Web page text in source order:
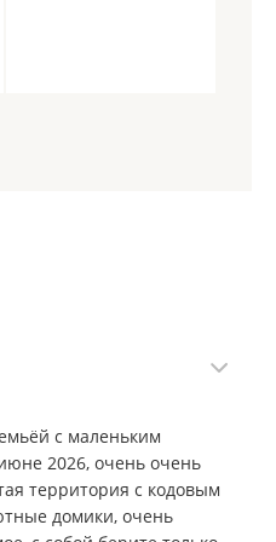
с маленьким
2026, очень очень
территория с кодовым
домики, очень